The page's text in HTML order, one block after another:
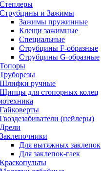
Степлеры
Струбцины и Зажимы
Зажимы пружинные
Клещи зажимные
Специальные
Струбцины F-образные
Струбцины G-образные
Топоры
Труборезы
Шлифки ручные
Щипцы для стопорных колец
Гайковерты
Гвоздезабиватели (нейлеры)
Дрели
Заклепочники
Для вытяжных заклепок
Для заклепок-гаек
Краскопульты